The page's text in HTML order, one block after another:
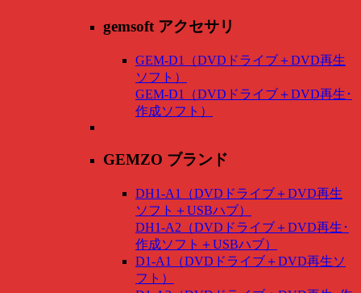
gemsoft アクセサリ
GEM-D1（DVDドライブ＋DVD再生
ソフト）
GEM-D1（DVDドライブ＋DVD再生･
作成ソフト）
GEMZO ブランド
DH1-A1（DVDドライブ＋DVD再生
ソフト＋USBハブ）
DH1-A2（DVDドライブ＋DVD再生･
作成ソフト＋USBハブ）
D1-A1（DVDドライブ＋DVD再生ソ
フト）